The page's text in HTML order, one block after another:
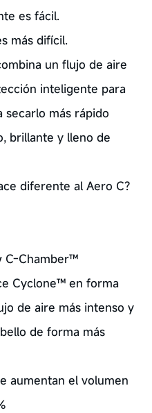
es fácil.
más difícil.
un flujo de aire
inteligente para
secarlo más rápido
brillante y lleno de
diferente al Aero C?
C-Chamber™
Cyclone™ en forma
de aire más intenso y
de forma más
aumentan el volumen